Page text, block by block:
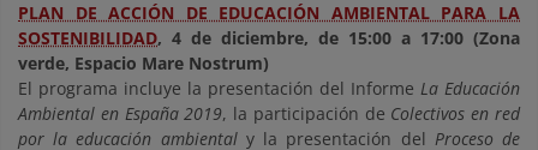
PLAN DE ACCIÓN DE EDUCACIÓN AMBIENTAL PARA LA
SOSTENIBILIDAD, 4 de diciembre, de 15:00 a 17:00 (Zona
verde, Espacio Mare Nostrum)
El programa incluye la presentación del Informe La Educación
Ambiental en España 2019, la participación de Colectivos en red
por la educación ambientaly la presentación del Proceso de